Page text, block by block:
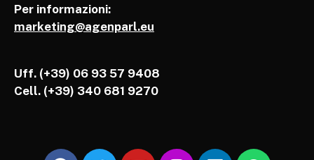
Per informazioni:
marketing@agenparl.eu
Uff. (+39) 06 93 57 9408
Cell. (+39) 340 681 9270